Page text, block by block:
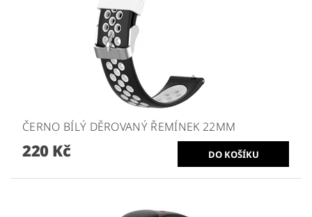
ČERNO BÍLÝ DĚROVANÝ ŘEMÍNEK 22MM
220 Kč